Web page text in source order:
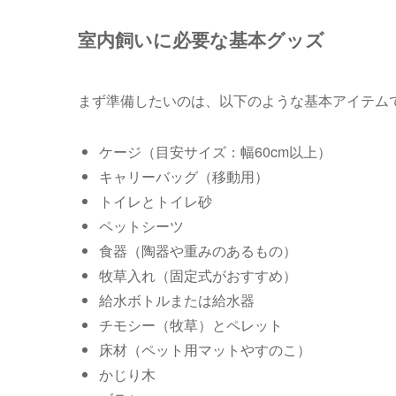
室内飼いに必要な基本グッズ
まず準備したいのは、以下のような基本アイテム
ケージ（目安サイズ：幅60cm以上）
キャリーバッグ（移動用）
トイレとトイレ砂
ペットシーツ
食器（陶器や重みのあるもの）
牧草入れ（固定式がおすすめ）
給水ボトルまたは給水器
チモシー（牧草）とペレット
床材（ペット用マットやすのこ）
かじり木